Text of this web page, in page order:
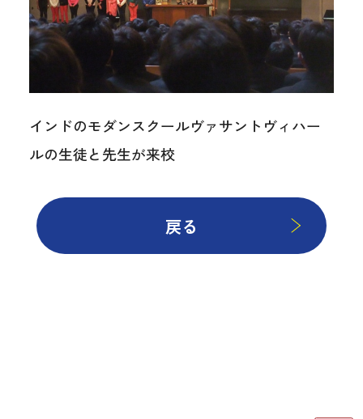
インドのモダンスクールヴァサントヴィハー
ルの生徒と先生が来校
戻る